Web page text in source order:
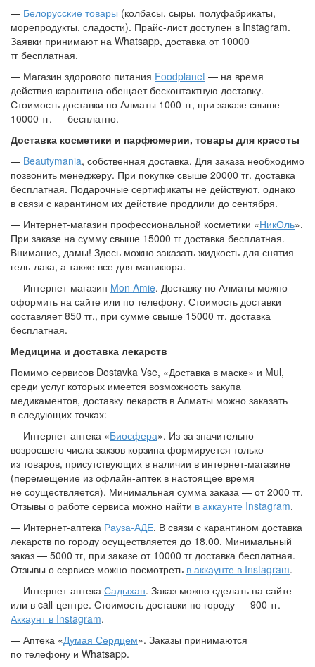
— Белорусские товары (колбасы, сыры, полуфабрикаты,
морепродукты, сладости). Прайс-лист доступен в Instagram.
Заявки принимают на Whatsapp, доставка от 10000
тг бесплатная.
— Магазин здорового питания Foodplanet — на время
действия карантина обещает бесконтактную доставку.
Стоимость доставки по Алматы 1000 тг, при заказе свыше
10000 тг. — бесплатно.
Доставка косметики и парфюмерии, товары для красоты
— Beautymania, собственная доставка. Для заказа необходимо
позвонить менеджеру. При покупке свыше 20000 тг. доставка
бесплатная. Подарочные сертификаты не действуют, однако
в связи с карантином их действие продлили до сентября.
— Интернет-магазин профессиональной косметики «НикОль».
При заказе на сумму свыше 15000 тг доставка бесплатная.
Внимание, дамы! Здесь можно заказать жидкость для снятия
гель-лака, а также все для маникюра.
— Интернет-магазин Mon Amie. Доставку по Алматы можно
оформить на сайте или по телефону. Стоимость доставки
составляет 850 тг., при сумме свыше 15000 тг. доставка
бесплатная.
Медицина и доставка лекарств
Помимо сервисов Dostavka Vse, «Доставка в маске» и Mul,
среди услуг которых имеется возможность закупа
медикаментов, доставку лекарств в Алматы можно заказать
в следующих точках:
— Интернет-аптека «Биосфера». Из-за значительно
возросшего числа закзов корзина формируется только
из товаров, присутствующих в наличии в интернет-магазине
(перемещение из офлайн-аптек в настоящее время
не соуществляется). Минимальная сумма заказа — от 2000 тг.
Отзывы о работе сервиса можно найти в аккаунте Instagram.
— Интернет-аптека Рауза-АДЕ. В связи с карантином доставка
лекарств по городу осуществляется до 18.00. Минимальный
заказ — 5000 тг, при заказе от 10000 тг доставка бесплатная.
Отзывы о сервисе можно посмотреть в аккаунте в Instagram.
— Интернет-аптека Садыхан. Заказ можно сделать на сайте
или в call-центре. Стоимость доставки по городу — 900 тг.
Аккаунт в Instagram.
— Аптека «Думая Сердцем». Заказы принимаются
по телефону и Whatsapp.